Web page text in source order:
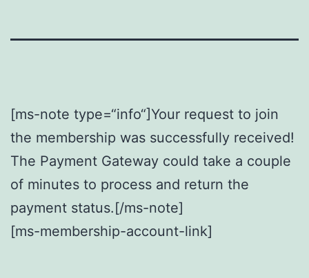
[ms-note type=“info“]Your request to join
the membership was successfully received!
The Payment Gateway could take a couple
of minutes to process and return the
payment status.[/ms-note]
[ms-membership-account-link]